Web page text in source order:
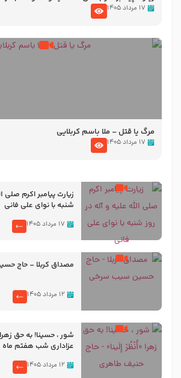
تصاویری از مسجد النبی
۱۷ مرداد ۱۴۰۵
مرگ یا قتل – ملا باسم کربلایی
۱۷ مرداد ۱۴۰۵
زیارت پیامبر اکرم صلی
شنبه با نوای علی فانی
۱۷ مرداد ۱۴۰۵
مصداق کربلا – حاج
۱۲ مرداد ۱۴۰۵
شور ، حسینا! به‌ حق زهرا
عزاداری شب هفتم ماه
۱۲ مرداد ۱۴۰۵